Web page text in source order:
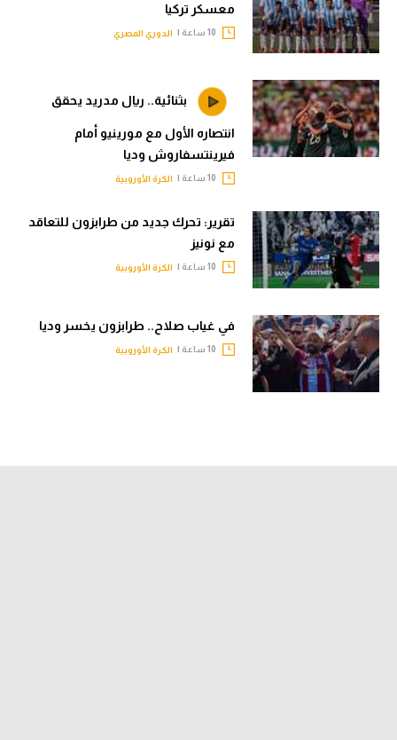
معسكر تركيا
الدوري المصري
بثنائية.. ريال مدريد يحقق
انتصاره الأول مع مورينيو أمام
فيرينتسفاروش وديا
الكرة الأوروبية
تقرير: تحرك جديد من طرابزون للتعاقد
مع نونيز
الكرة الأوروبية
في غياب صلاح.. طرابزون يخسر وديا
الكرة الأوروبية